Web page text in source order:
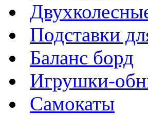
Подставки
Баланс борд
Игрушки-
Самокаты